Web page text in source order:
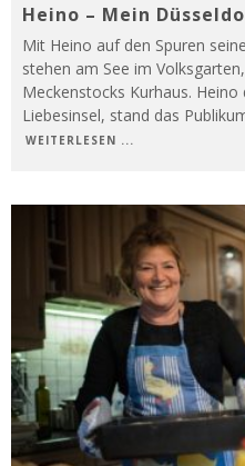
Heino – Mein
Mit Heino auf den Spuren
stehen am See im
Meckenstocks Kurhaus.
Liebesinsel, stand das
WEITERLESEN ...